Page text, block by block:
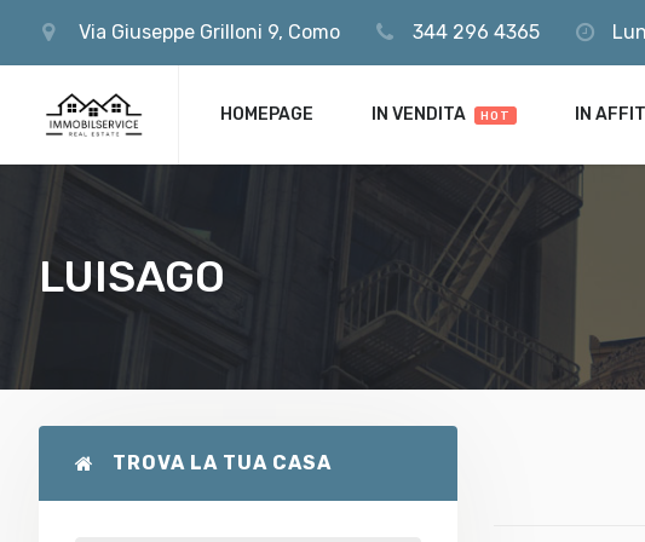
REMEMBER ME
344 296 4365
Via Giuseppe Grilloni 9, Como
HOMEPAGE IN VENDITA HOT IN
LUISAGO
TROVA LA TUA CASA